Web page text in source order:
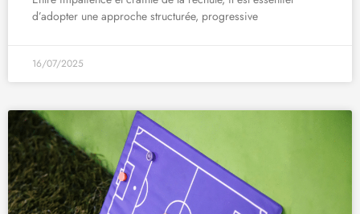
d’adopter une approche structurée, progressive
16/07/2025